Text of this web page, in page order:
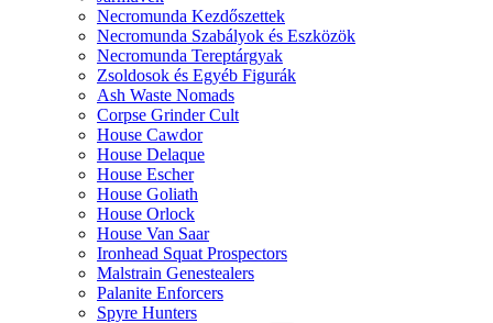
Necromunda Kezdőszettek
Necromunda Szabályok és Eszközök
Necromunda Tereptárgyak
Zsoldosok és Egyéb Figurák
Ash Waste Nomads
Corpse Grinder Cult
House Cawdor
House Delaque
House Escher
House Goliath
House Orlock
House Van Saar
Ironhead Squat Prospectors
Malstrain Genestealers
Palanite Enforcers
Spyre Hunters